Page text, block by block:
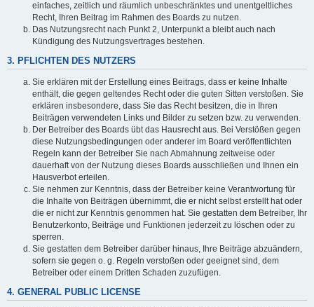
einfaches, zeitlich und räumlich unbeschränktes und unentgeltliches
Recht, Ihren Beitrag im Rahmen des Boards zu nutzen.
Das Nutzungsrecht nach Punkt 2, Unterpunkt a bleibt auch nach
Kündigung des Nutzungsvertrages bestehen.
3. PFLICHTEN DES NUTZERS
Sie erklären mit der Erstellung eines Beitrags, dass er keine Inhalte
enthält, die gegen geltendes Recht oder die guten Sitten verstoßen. Sie
erklären insbesondere, dass Sie das Recht besitzen, die in Ihren
Beiträgen verwendeten Links und Bilder zu setzen bzw. zu verwenden.
Der Betreiber des Boards übt das Hausrecht aus. Bei Verstößen gegen
diese Nutzungsbedingungen oder anderer im Board veröffentlichten
Regeln kann der Betreiber Sie nach Abmahnung zeitweise oder
dauerhaft von der Nutzung dieses Boards ausschließen und Ihnen ein
Hausverbot erteilen.
Sie nehmen zur Kenntnis, dass der Betreiber keine Verantwortung für
die Inhalte von Beiträgen übernimmt, die er nicht selbst erstellt hat oder
die er nicht zur Kenntnis genommen hat. Sie gestatten dem Betreiber, Ihr
Benutzerkonto, Beiträge und Funktionen jederzeit zu löschen oder zu
sperren.
Sie gestatten dem Betreiber darüber hinaus, Ihre Beiträge abzuändern,
sofern sie gegen o. g. Regeln verstoßen oder geeignet sind, dem
Betreiber oder einem Dritten Schaden zuzufügen.
4. GENERAL PUBLIC LICENSE